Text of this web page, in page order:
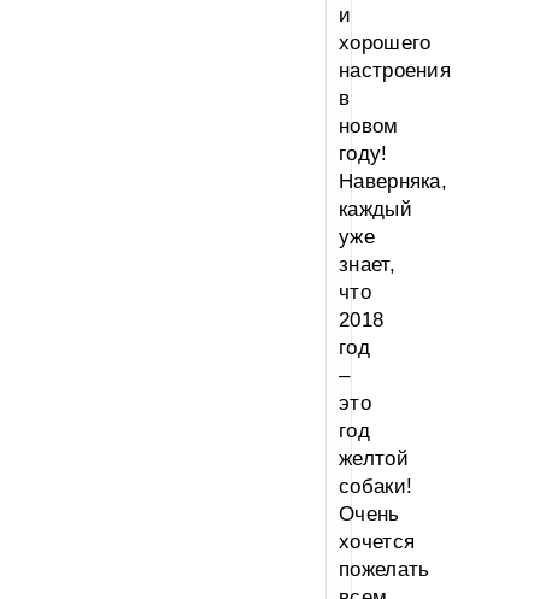
и
хорошего
настроения
в
новом
году!
Наверняка,
каждый
уже
знает,
что
2018
год
–
это
год
желтой
собаки!
Очень
хочется
пожелать